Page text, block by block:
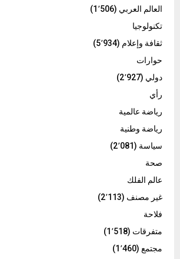
العالم العربي (1٬506)
تكنولوجيا
ثقافة وإعلام (5٬934)
حوارات
دولي (2٬927)
رأي
رياضة عالمية
رياضة وطنية
سياسة (2٬081)
صحة
عالم الفلك
غير مصنف (2٬113)
فلاحة
متفرقات (1٬518)
مجتمع (1٬460)